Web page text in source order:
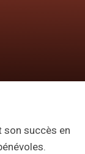
son succès en